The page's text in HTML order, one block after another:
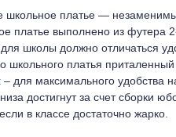
школьное платье —
платье выполнено из футера
школы должно отличаться
школьного платья
– для максимального удобства
достигнут за счет сборки
в классе достаточно жарко.